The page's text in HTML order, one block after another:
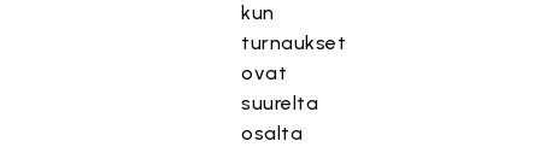
kun
turnaukset
ovat
suurelta
osalta